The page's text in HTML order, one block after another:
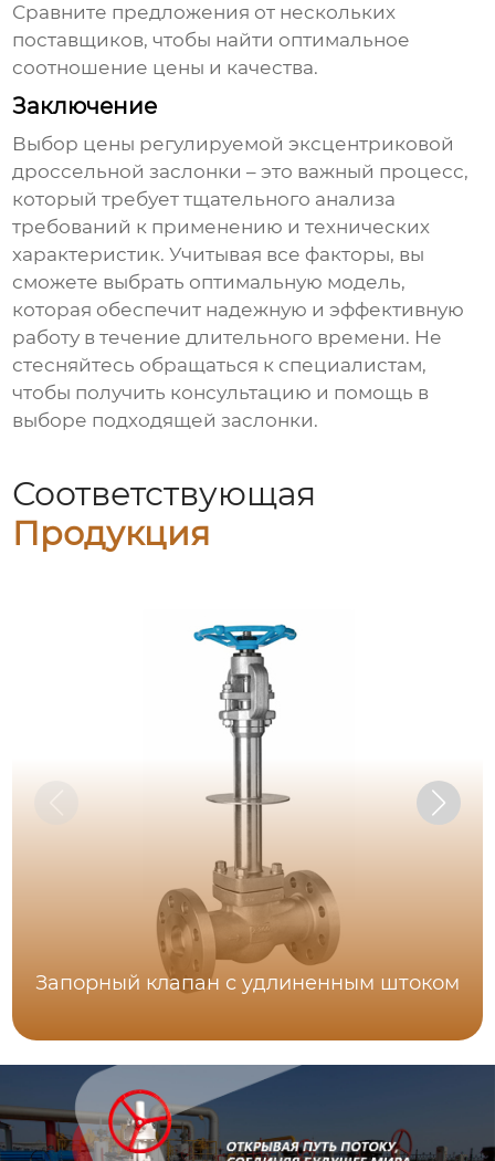
Сравните предложения от нескольких
поставщиков, чтобы найти оптимальное
соотношение цены и качества.
Заключение
Выбор цены регулируемой эксцентриковой
дроссельной заслонки – это важный процесс,
который требует тщательного анализа
требований к применению и технических
характеристик. Учитывая все факторы, вы
сможете выбрать оптимальную модель,
которая обеспечит надежную и эффективную
работу в течение длительного времени. Не
стесняйтесь обращаться к специалистам,
чтобы получить консультацию и помощь в
выборе подходящей заслонки.
Соответствующая
Продукция
Запорный клапан с удлиненным штоком